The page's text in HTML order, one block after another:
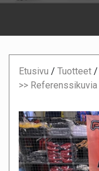
Etusivu / Tuotteet /
>> Referenssikuvia